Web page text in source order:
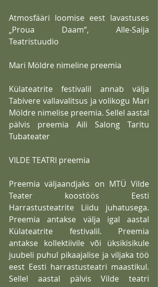
Atmosfääri loomise eest lavastuses
„Proua Daam“, Alle-Saija
Teatristuudio
Mari Möldre nimeline preemia
Külateatrite festivalil annab välja
Tabivere vallavalitsus ja volikogu Mari
Möldre nimelise preemia. Sellel aastal
pälvis preemia Aili Salong Taritu
Tubateater
VILDE TEATRI preemia
Preemia väljaandjaks on MTÜ Vilde
Teater koostöös Eesti
Harrastusteatrite Liidu juhatusega.
Preemia antakse välja igal aastal
Külateatrite festivalil. Preemia
antakse kollektiivile või üksikisikule
juubeli puhul pikaajalise ja viljaka töö
eest Eesti harrastusteatri maastikul.
Sellel aastal pälvis Vilde teatri